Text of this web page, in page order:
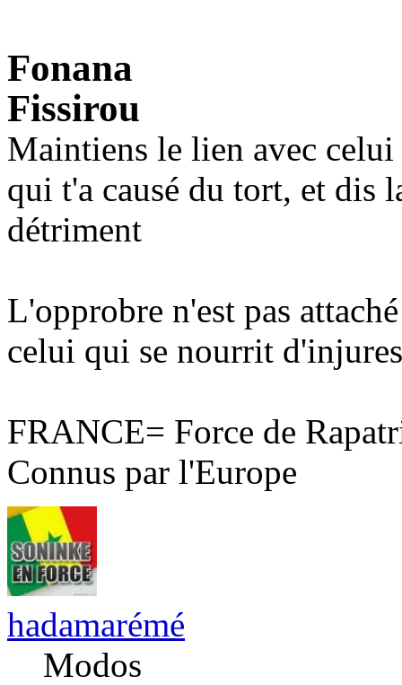
Fonana
Fissirou
Maintiens le lien avec
qui t'a causé du tort, et dis
détriment
L'opprobre n'est pas
celui qui se nourrit
FRANCE= Force de
Connus par l'Europe
hadamarémé
Modos